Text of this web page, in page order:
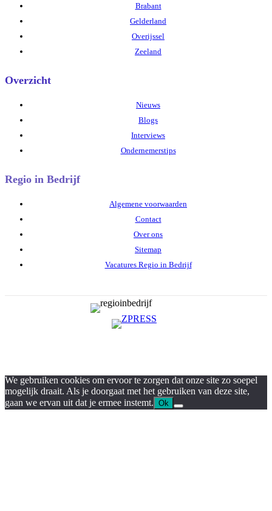
Brabant
Gelderland
Overijssel
Zeeland
Overzicht
Nieuws
Blogs
Interviews
Ondernemerstips
Regio in Bedrijf
Algemene voorwaarden
Contact
Over ons
Sitemap
Vacatures Regio in Bedrijf
We gebruiken cookies om ervoor te zorgen dat onze site zo soepel
mogelijk draait. Als je doorgaat met het gebruiken van deze site,
gaan we ervan uit dat je ermee instemt. Ok